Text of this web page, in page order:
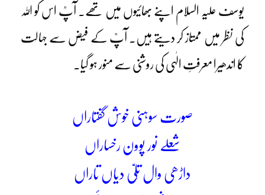
یوسف علیہ السلام اپنے بھائیوں میں تھے۔ آپؒ اس کو اللہ
کی نظر میں ممتاز کر دیتے ہیں۔ آپؒ کے فیض سے جہالت
کا اندھیرا معرفتِ الٰہی کی روشنی سے منور ہو گیا۔
صورت سوہنی خوش گفتاراں
شعلے نور پوون رخساراں
داڑھی وال تِلیّ دیاں تاراں